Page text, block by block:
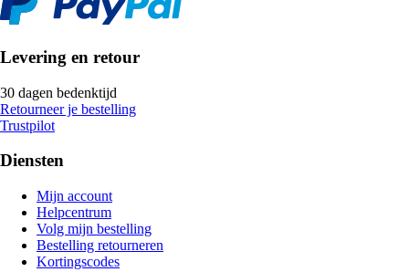
Levering en retour
30 dagen bedenktijd
Retourneer je bestelling
Trustpilot
Diensten
Mijn account
Helpcentrum
Volg mijn bestelling
Bestelling retourneren
Kortingscodes